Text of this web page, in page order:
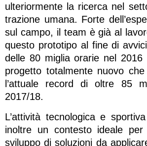
ulteriormente la ricerca nel
trazione umana. Forte
sul campo, il team è già al
questo prototipo al fine di
delle 80 miglia orarie nel 2016
progetto totalmente nuovo
l’attuale record di oltre 85
2017/18.
L’attività tecnologica e
inoltre un contesto ideale
sviluppo di soluzioni da